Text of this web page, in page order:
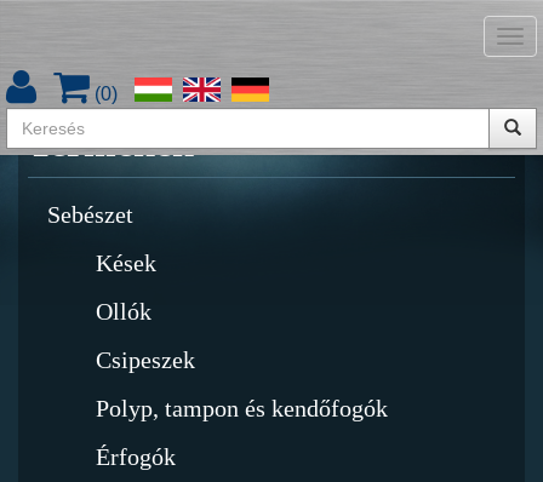
(0)
Termékek
Sebészet
Kések
Ollók
Csipeszek
Polyp, tampon és kendőfogók
Érfogók